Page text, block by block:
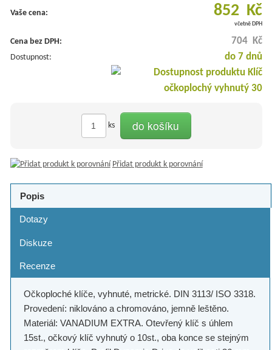
Vaše cena: 852 Kč
včetně DPH
Cena bez DPH: 704 Kč
Dostupnost: do 7 dnů
ks do košíku
Přidat produkt k porovnání
Popis
Dotazy
Diskuze
Recenze
Očkoploché klíče, vyhnuté, metrické. DIN 3113/ ISO 3318.
Provedení: niklováno a chromováno, jemně leštěno.
Materiál: VANADIUM EXTRA. Otevřený klíč s úhlem
15st., očkový klíč vyhnutý o 10st., oba konce se stejným